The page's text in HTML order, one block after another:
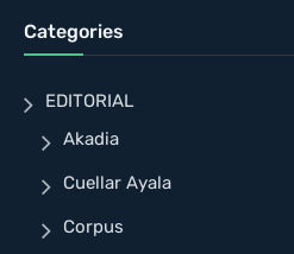
Categories
EDITORIAL
Akadia
Cuellar Ayala
Corpus